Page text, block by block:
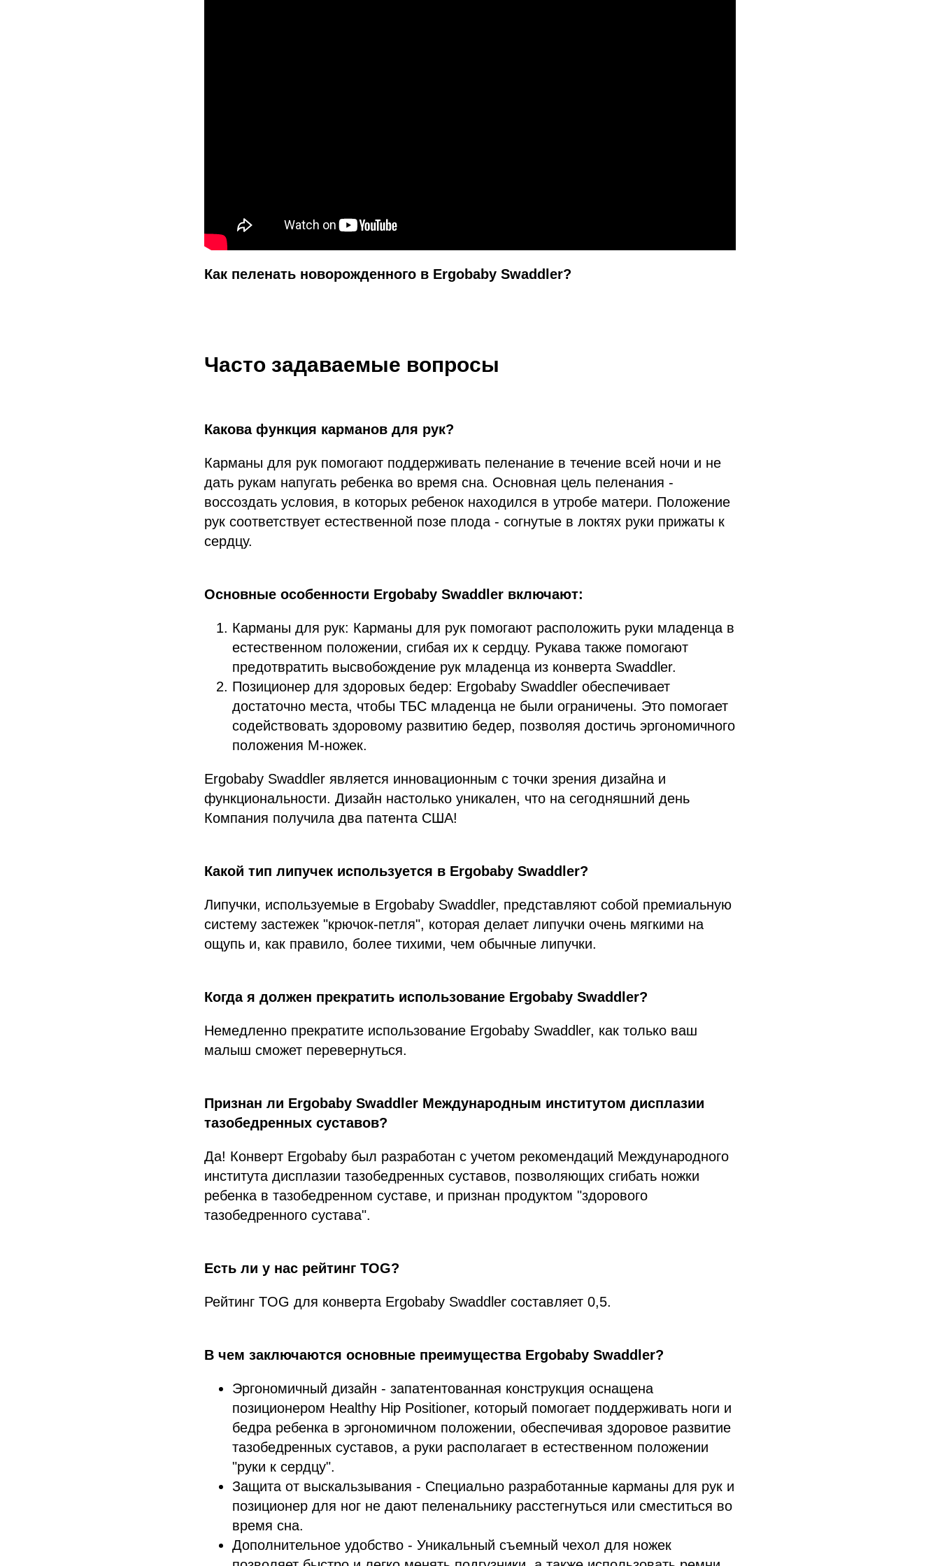
Как пеленать новорожденного в Ergobaby Swaddler?
Часто задаваемые вопросы
Какова функция карманов для рук?
Карманы для рук помогают поддерживать пеленание в течение всей ночи и не
дать рукам напугать ребенка во время сна. Основная цель пеленания -
воссоздать условия, в которых ребенок находился в утробе матери. Положение
рук соответствует естественной позе плода - согнутые в локтях руки прижаты к
сердцу.
Основные особенности Ergobaby Swaddler включают:
Карманы для рук: Карманы для рук помогают расположить руки младенца в
естественном положении, сгибая их к сердцу. Рукава также помогают
предотвратить высвобождение рук младенца из конверта Swaddler.
Позиционер для здоровых бедер: Ergobaby Swaddler обеспечивает
достаточно места, чтобы ТБС младенца не были ограничены. Это помогает
содействовать здоровому развитию бедер, позволяя достичь эргономичного
положения М-ножек.
Ergobaby Swaddler является инновационным с точки зрения дизайна и
функциональности. Дизайн настолько уникален, что на сегодняшний день
Компания получила два патента США!
Какой тип липучек используется в Ergobaby Swaddler?
Липучки, используемые в Ergobaby Swaddler, представляют собой премиальную
систему застежек "крючок-петля", которая делает липучки очень мягкими на
ощупь и, как правило, более тихими, чем обычные липучки.
Когда я должен прекратить использование Ergobaby Swaddler?
Немедленно прекратите использование Ergobaby Swaddler, как только ваш
малыш сможет перевернуться.
Признан ли Ergobaby Swaddler Международным институтом дисплазии
тазобедренных суставов?
Да! Конверт Ergobaby был разработан с учетом рекомендаций Международного
института дисплазии тазобедренных суставов, позволяющих сгибать ножки
ребенка в тазобедренном суставе, и признан продуктом "здорового
тазобедренного сустава".
Есть ли у нас рейтинг TOG?
Рейтинг TOG для конверта Ergobaby Swaddler составляет 0,5.
В чем заключаются основные преимущества Ergobaby Swaddler?
Эргономичный дизайн - запатентованная конструкция оснащена
позиционером Healthy Hip Positioner, который помогает поддерживать ноги и
бедра ребенка в эргономичном положении, обеспечивая здоровое развитие
тазобедренных суставов, а руки располагает в естественном положении
"руки к сердцу".
Защита от выскальзывания - Специально разработанные карманы для рук и
позиционер для ног не дают пеленальнику расстегнуться или сместиться во
время сна.
Дополнительное удобство - Уникальный съемный чехол для ножек